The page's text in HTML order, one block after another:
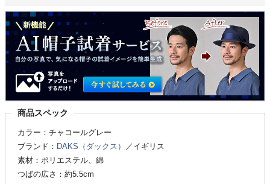
商品スペック
カラー：チャコールグレー
ブランド： DAKS（ダックス）
／イギリス
素材：ポリエステル、綿
つばの広さ：約5.5cm